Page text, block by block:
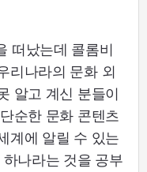
떠났는데 콜롬비
리나라의 문화 외
알고 계신 분들이
순한 문화 콘텐츠
계에 알릴 수 있는
나라는 것을 공부